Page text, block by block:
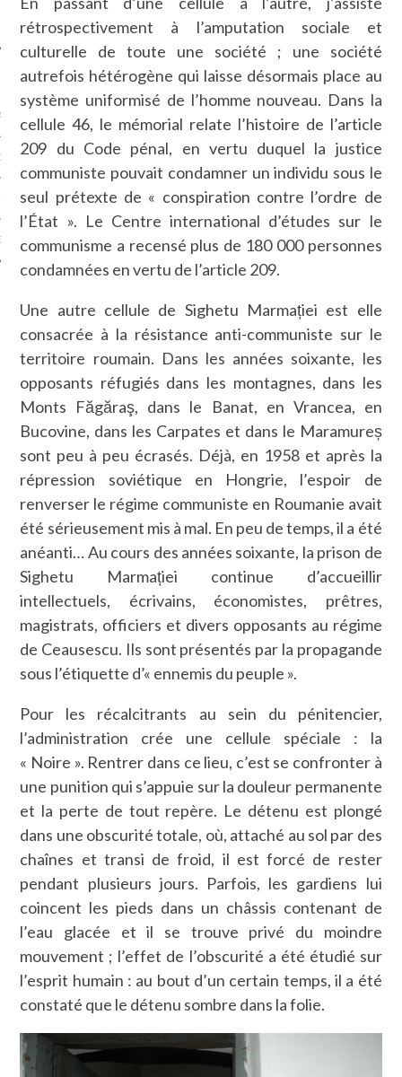
CARAVELLE
CARAVELLE
PODCAST
rétrospectivement à l’amputation sociale et
culturelle de toute une société ; une société
autrefois hétérogène qui laisse désormais place au
système uniformisé de l’homme nouveau. Dans la
cellule 46, le mémorial relate l’histoire de l’article
209 du Code pénal, en vertu duquel la justice
communiste pouvait condamner un individu sous le
seul prétexte de « conspiration contre l’ordre de
l’État ». Le Centre international d’études sur le
communisme a recensé plus de 180 000 personnes
condamnées en vertu de l’article 209.
Une autre cellule de Sighetu Marmației est elle
consacrée à la résistance anti-communiste sur le
territoire roumain. Dans les années soixante, les
opposants réfugiés dans les montagnes, dans les
Monts Făgăraş, dans le Banat, en Vrancea, en
Bucovine, dans les Carpates et dans le Maramureș
sont peu à peu écrasés. Déjà, en 1958 et après la
répression soviétique en Hongrie, l’espoir de
renverser le régime communiste en Roumanie avait
été sérieusement mis à mal. En peu de temps, il a été
anéanti… Au cours des années soixante, la prison de
Sighetu Marmației continue d’accueillir
intellectuels, écrivains, économistes, prêtres,
magistrats, officiers et divers opposants au régime
de Ceausescu. Ils sont présentés par la propagande
sous l’étiquette d’« ennemis du peuple ».
Pour les récalcitrants au sein du pénitencier,
l’administration crée une cellule spéciale : la
« Noire ». Rentrer dans ce lieu, c’est se confronter à
une punition qui s’appuie sur la douleur permanente
et la perte de tout repère. Le détenu est plongé
dans une obscurité totale, où, attaché au sol par des
chaînes et transi de froid, il est forcé de rester
pendant plusieurs jours. Parfois, les gardiens lui
coincent les pieds dans un châssis contenant de
l’eau glacée et il se trouve privé du moindre
mouvement ; l’effet de l’obscurité a été étudié sur
l’esprit humain : au bout d’un certain temps, il a été
constaté que le détenu sombre dans la folie.